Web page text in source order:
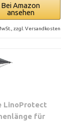
Bei Amazon
ansehen
zzgl. Versandkosten
LinoProtect
für